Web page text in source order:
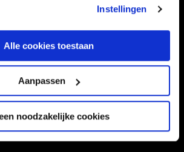
Instellingen
Alle cookies toestaan
Aanpassen
noodzakelijke cookies
FOUNDATION
KAARTVERKOOP
BUSINESS